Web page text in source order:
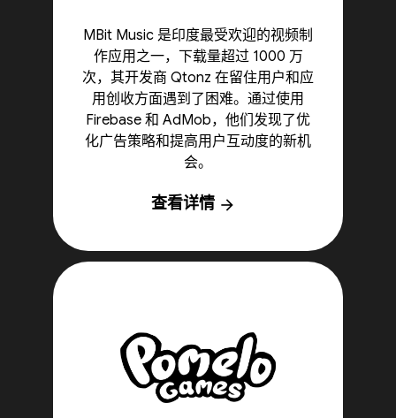
MBit Music 是印度最受欢迎的视频制
作应用之一，下载量超过 1000 万
次，其开发商 Qtonz 在留住用户和应
用创收方面遇到了困难。通过使用
Firebase 和 AdMob，他们发现了优
化广告策略和提高用户互动度的新机
会。
查看详情 arrow_forward